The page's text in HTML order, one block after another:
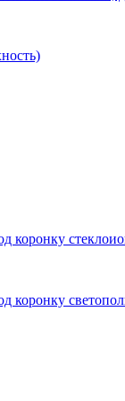
коронку
коронку